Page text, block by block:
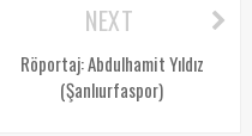
NEXT
Röportaj: Abdulhamit Yıldız
(Şanlıurfaspor)